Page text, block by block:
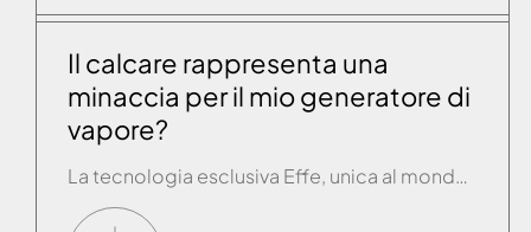
Il calcare rappresenta una
minaccia per il mio generatore di
vapore?
La tecnologia esclusiva Effe, unica al mondo, consente di evitare filtri meccanici sul generatore e manutenzioni frequenti. Attraverso tecnologie “intelligenti”, la caldaia (rigorosamente in acciaio Inox) che contiene l’acqua viene caricata e scaricata con acqua fredda e pulita ad ogni utilizzo. Al termine del bagno turco, premuto il tasto off, i generatori Effe iniziano un’attività […]